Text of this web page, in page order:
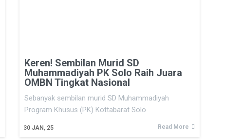
Keren! Sembilan Murid SD
Muhammadiyah PK Solo Raih Juara
OMBN Tingkat Nasional
30 JAN, 25
Sebanyak sembilan murid SD Muhammadiyah
Program Khusus (PK) Kottabarat Solo
Read More